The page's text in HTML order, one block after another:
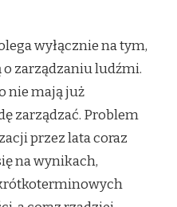
wyłącznie na tym,
o zarządzaniu ludźmi.
nie mają już
zarządzać. Problem
przez lata coraz
na wynikach,